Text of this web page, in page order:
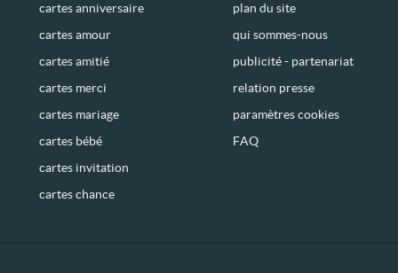
cartes anniversaire
cartes amour
cartes amitié
cartes merci
cartes mariage
cartes bébé
cartes invitation
cartes chance
plan du site
qui sommes-nous
publicité - partenariat
relation presse
paramètres cookies
FAQ